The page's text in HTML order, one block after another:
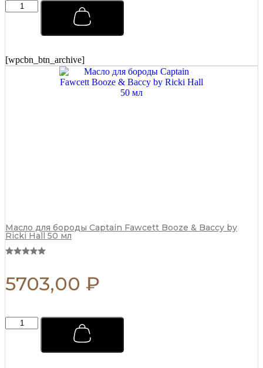
Мыло
для
Scapicchio
Shaving
[wpcbn_btn_archive]
Масло для бороды Captain Fawcett Booze & Baccy by
Ricki Hall 50 мл
5703,00 ₽
Мыло
для